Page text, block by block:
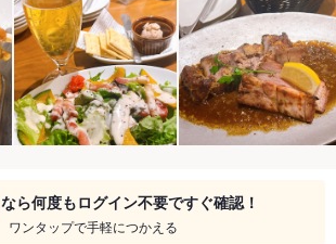
なら何度もログイン不要ですぐ確認！
ワンタップで手軽につかえる